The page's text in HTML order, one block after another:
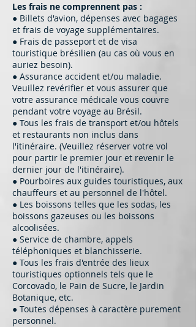
Les frais ne comprennent pas :
● Billets d'avion, dépenses avec bagages
et frais de voyage supplémentaires.
● Frais de passeport et de visa
touristique brésilien (au cas où vous en
auriez besoin).
● Assurance accident et/ou maladie.
Veuillez revérifier et vous assurer que
votre assurance médicale vous couvre
pendant votre voyage au Brésil.
● Tous les frais de transport et/ou hôtels
et restaurants non inclus dans
l'itinéraire. (Veuillez réserver votre vol
pour partir le premier jour et revenir le
dernier jour de l'itinéraire).
● Pourboires aux guides touristiques, aux
chauffeurs et au personnel de l'hôtel.
● Les boissons telles que les sodas, les
boissons gazeuses ou les boissons
alcoolisées.
● Service de chambre, appels
téléphoniques et blanchisserie.
● Tous les frais d'entrée des lieux
touristiques optionnels tels que le
Corcovado, le Pain de Sucre, le Jardin
Botanique, etc.
● Toutes dépenses à caractère purement
personnel.